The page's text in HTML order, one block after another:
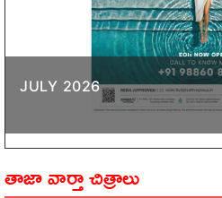
JULY 2026
తాజా వార్తా చిత్రాలు